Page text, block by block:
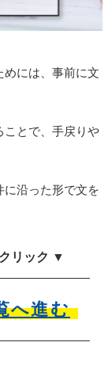
には、事前に文
ことで、手戻りや
沿った形で文を
リック ▼
へ進む